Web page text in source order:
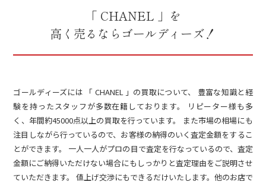
「 CHANEL 」を
高く売るならゴールディーズ！
ゴールディーズには 「 CHANEL 」の買取について、 豊富な知識と経
験を持ったスタッフが多数在籍しております。 リピーター様も多
く、年間約45000点以上の買取を行っています。 また市場の相場にも
注目しながら行っているので、お客様の納得のいく査定金額をするこ
とができます。 一人一人がプロの目で査定を行なっているので、査定
金額にご納得いただけない場合にもしっかりと査定理由をご説明させ
ていただきます。 値上げ交渉にもできるだけいたします。他のお店で